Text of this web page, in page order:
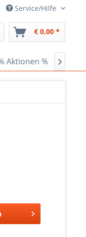
Service/Hilfe
€ 0,00 *
Aktionen % 